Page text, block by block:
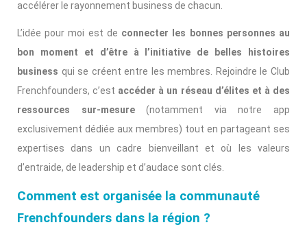
accélérer le rayonnement business de chacun.
L’idée pour moi est de connecter les bonnes personnes au
bon moment et d’être à l’initiative de belles histoires
business qui se créent entre les membres. Rejoindre le Club
Frenchfounders, c’est accéder à un réseau d’élites et à des
ressources sur-mesure(notamment via notre app
exclusivement dédiée aux membres) tout en partageant ses
expertises dans un cadre bienveillant et où les valeurs
d’entraide, de leadership et d’audace sont clés.
Comment est organisée la communauté
Frenchfounders dans la région ?